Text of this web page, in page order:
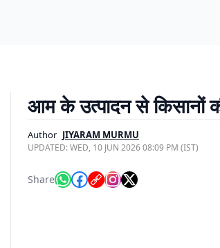
आम के उत्पादन से किसानों
Author JIYARAM MURMU
UPDATED:WED, 10 JUN 2026 08:09 PM (IST)
Share